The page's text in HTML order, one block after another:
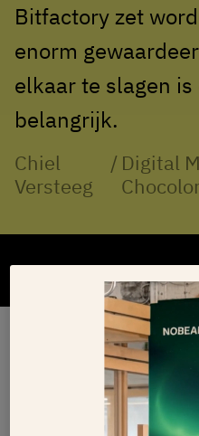
Bitfactory zet
enorm
elkaar te slagen
belangrijk.
Chiel
Versteeg
/ Digital
Gespecialiseerde
We love